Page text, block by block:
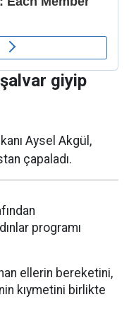
giyip
Aysel Akgül,
çapaladı.
programı
ellerin bereketini,
kıymetini birlikte